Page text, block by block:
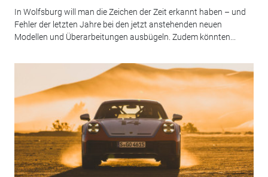
In Wolfsburg will man die Zeichen der Zeit erkannt haben – und
Fehler der letzten Jahre bei den jetzt anstehenden neuen
Modellen und Überarbeitungen ausbügeln. Zudem könnten...